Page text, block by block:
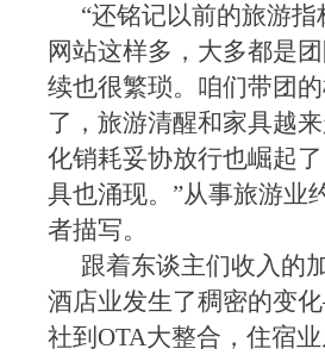
“还铭记以前的旅游
网站这样多，大多都是
续也很繁琐。咱们带团
了，旅游清醒和家具越
化销耗妥协放行也崛起
具也涌现。”从事旅游业
者描写。
跟着东谈主们收入的
酒店业发生了稠密的变
社到OTA大整合，住宿